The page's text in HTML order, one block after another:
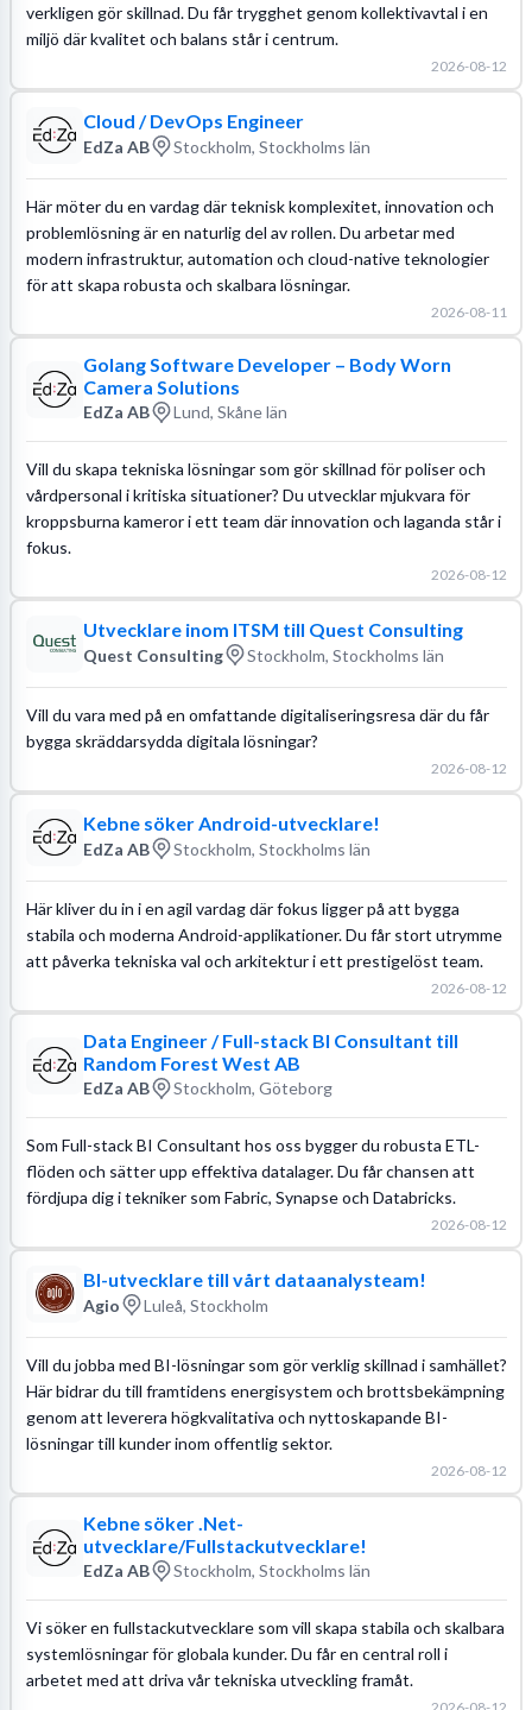
verkligen gör skillnad. Du får trygghet genom kollektivavtal i en
miljö där kvalitet och balans står i centrum.
2026-08-12
Cloud / DevOps Engineer
EdZa AB Stockholm, Stockholms län
Här möter du en vardag där teknisk komplexitet, innovation och
problemlösning är en naturlig del av rollen. Du arbetar med
modern infrastruktur, automation och cloud-native teknologier
för att skapa robusta och skalbara lösningar.
2026-08-11
Golang Software Developer – Body Worn
Camera Solutions
EdZa AB Lund, Skåne län
Vill du skapa tekniska lösningar som gör skillnad för poliser och
vårdpersonal i kritiska situationer? Du utvecklar mjukvara för
kroppsburna kameror i ett team där innovation och laganda står i
fokus.
2026-08-12
Utvecklare inom ITSM till Quest Consulting
Quest Consulting Stockholm, Stockholms län
Vill du vara med på en omfattande digitaliseringsresa där du får
bygga skräddarsydda digitala lösningar?
2026-08-12
Kebne söker Android-utvecklare!
EdZa AB Stockholm, Stockholms län
Här kliver du in i en agil vardag där fokus ligger på att bygga
stabila och moderna Android-applikationer. Du får stort utrymme
att påverka tekniska val och arkitektur i ett prestigelöst team.
2026-08-12
Data Engineer / Full-stack BI Consultant till
Random Forest West AB
EdZa AB Stockholm, Göteborg
Som Full-stack BI Consultant hos oss bygger du robusta ETL-
flöden och sätter upp effektiva datalager. Du får chansen att
fördjupa dig i tekniker som Fabric, Synapse och Databricks.
2026-08-12
BI-utvecklare till vårt dataanalysteam!
Agio Luleå, Stockholm
Vill du jobba med BI-lösningar som gör verklig skillnad i samhället?
Här bidrar du till framtidens energisystem och brottsbekämpning
genom att leverera högkvalitativa och nyttoskapande BI-
lösningar till kunder inom offentlig sektor.
2026-08-12
Kebne söker .Net-
utvecklare/Fullstackutvecklare!
EdZa AB Stockholm, Stockholms län
Vi söker en fullstackutvecklare som vill skapa stabila och skalbara
systemlösningar för globala kunder. Du får en central roll i
arbetet med att driva vår tekniska utveckling framåt.
2026-08-12